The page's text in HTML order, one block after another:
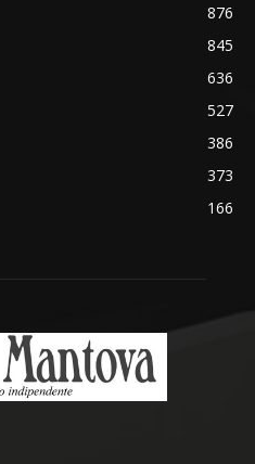
876
845
636
527
386
373
166